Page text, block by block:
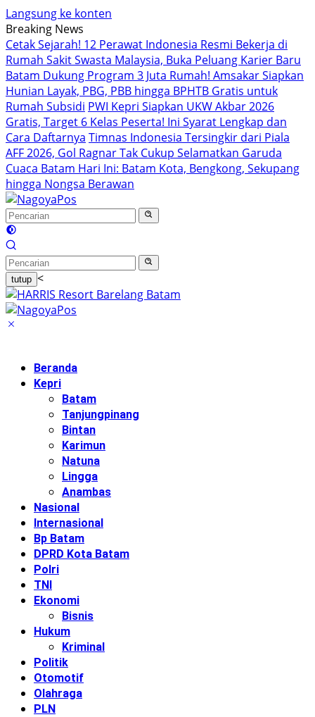
Langsung ke konten
Breaking News
Cetak Sejarah! 12 Perawat Indonesia Resmi Bekerja di
Rumah Sakit Swasta Malaysia, Buka Peluang Karier Baru
Batam Dukung Program 3 Juta Rumah! Amsakar Siapkan
Hunian Layak, PBG, PBB hingga BPHTB Gratis untuk
Rumah Subsidi PWI Kepri Siapkan UKW Akbar 2026
Gratis, Target 6 Kelas Peserta! Ini Syarat Lengkap dan
Cara Daftarnya Timnas Indonesia Tersingkir dari Piala
AFF 2026, Gol Ragnar Tak Cukup Selamatkan Garuda
Cuaca Batam Hari Ini: Batam Kota, Bengkong, Sekupang
hingga Nongsa Berawan
tutup <
Beranda
Kepri
Batam
Tanjungpinang
Bintan
Karimun
Natuna
Lingga
Anambas
Nasional
Internasional
Bp Batam
DPRD Kota Batam
Polri
TNI
Ekonomi
Bisnis
Hukum
Kriminal
Politik
Otomotif
Olahraga
PLN